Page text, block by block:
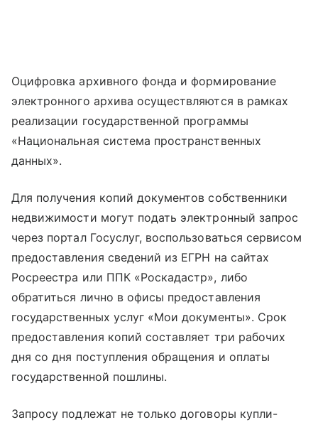
Оцифровка архивного фонда и формирование
электронного архива осуществляются в рамках
реализации государственной программы
«Национальная система пространственных
данных».
Для получения копий документов собственники
недвижимости могут подать электронный запрос
через портал Госуслуг, воспользоваться сервисом
предоставления сведений из ЕГРН на сайтах
Росреестра или ППК «Роскадастр», либо
обратиться лично в офисы предоставления
государственных услуг «Мои документы». Срок
предоставления копий составляет три рабочих
дня со дня поступления обращения и оплаты
государственной пошлины.
Запросу подлежат не только договоры купли-